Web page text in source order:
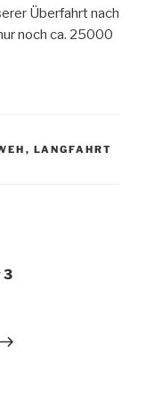
Überfahrt nach
noch ca. 25000
, LANGFAHRT
3